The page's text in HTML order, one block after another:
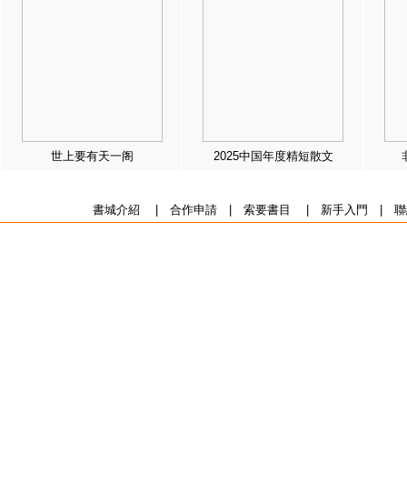
世上要有天一阁 2025中国年度精短散文
書城介紹 合作申請| 索要書目 新手入門